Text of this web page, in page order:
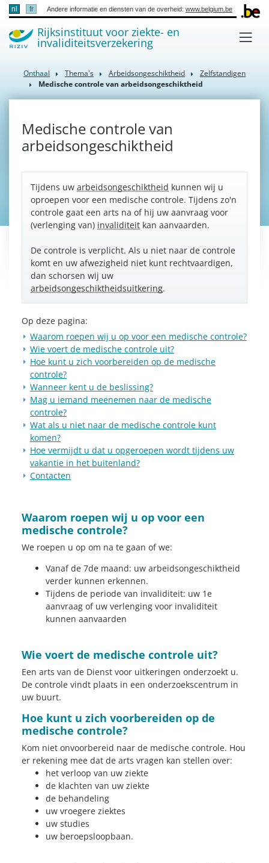
nl fr Andere informatie en diensten van de overheid: www.belgium.be
Rijksinstituut voor ziekte- en
invaliditeitsverzekering
Onthaal Thema's Arbeidsongeschiktheid
Zelfstandigen
Medische controle van arbeidsongeschiktheid
Medische controle van
arbeidsongeschiktheid
Tijdens uw arbeidsongeschiktheid kunnen wij u
oproepen voor een medische controle. Tijdens zo'n
controle gaat een arts na of hij uw aanvraag voor
(verlenging van) invaliditeit kan aanvaarden.
De controle is verplicht. Als u niet naar de controle
komt en uw afwezigheid niet kunt rechtvaardigen,
dan schorsen wij uw
arbeidsongeschiktheidsuitkering.
Op deze pagina:
​Waarom roepen wij u op voor een medische controle?
Wie voert de medische controle uit?
Hoe kunt u zich voorbereiden op de medische
controle?
Wanneer kent u de beslissing?
Mag u iemand meenemen naar de medische
controle?
Wat als u niet naar de medische controle kunt
komen?
Hoe vermijdt u dat u opgeroepen wordt tijdens uw
vakantie in het buitenland?
Contacten
​Waarom roepen wij u op voor een
medische controle?
We roepen u op om na te gaan of we:
Vanaf de 7de maand: uw arbeidsongeschiktheid
verder kunnen erkennen.
Tijdens de periode van invaliditeit: uw 1e
aanvraag of uw verlenging voor invaliditeit
kunnen aanvaarden
Wie voert de medische controle uit?
Een arts van de Dienst voor uitkeringen onderzoekt u.
De controle vindt plaats in een onderzoekscentrum in
uw buurt.
Hoe kunt u zich voorbereiden op de
medische controle?
Kom niet onvoorbereid naar de medische controle. Hou
er rekening mee dat de arts vragen kan stellen over:
het verloop van uw ziekte
de klachten van uw ziekte
de behandeling
uw vroegere ziektes
uw studies
uw beroepsloopbaan.